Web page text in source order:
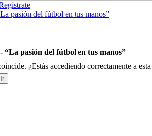
pasión del fútbol en tus manos”
“La pasión del fútbol en tus manos”
¿Estás accediendo correctamente a